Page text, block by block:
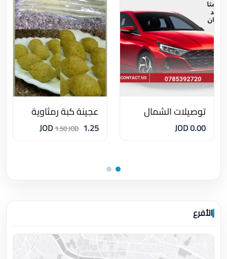
توصيلات الشمال
0.00 JOD
عجينة كبة رمثاوية
1.25 JOD
1.50 JOD
الأفرع